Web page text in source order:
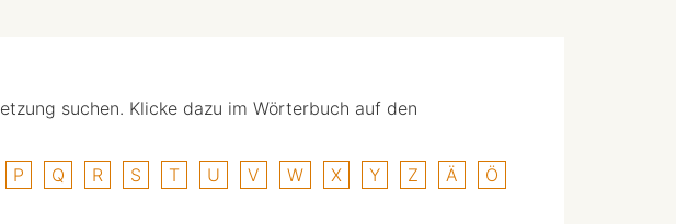
suchen. Klicke dazu im Wörterbuch auf den
P Q R S T U V W X Y Z Ä
Ö